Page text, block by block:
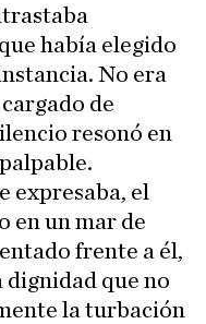
había elegido
No era
de
resonó en
expresaba, el
en un mar de
frente a él,
dignidad que no
la turbación